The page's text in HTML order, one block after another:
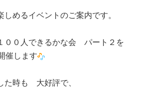
めるイベントのご案内です。
００人できるかな会 パート２を
催します
た時も 大好評で、